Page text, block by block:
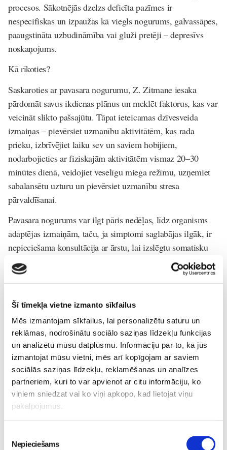
Šī tīmekļa vietne izmanto sīkfailus
Mēs izmantojam sīkfailus, lai personalizētu saturu un
reklāmas, nodrošinātu sociālo saziņas līdzekļu funkcijas
un analizētu mūsu datplūsmu. Informāciju par to, kā jūs
izmantojat mūsu vietni, mēs arī kopīgojam ar saviem
sociālās saziņas līdzekļu, reklamēšanas un analīzes
partneriem, kuri to var apvienot ar citu informāciju, ko
viņiem sniedzat vai ko viņi apkopo, kad lietojat viņu
pakalpojumus.
izvēle
Nepieciešams
procesos. Sākotnējās dzelzs deficīta pazīmes ir
nespecifiskas un izpaužas kā viegls nogurums, galvassāpes,
paaugstināta uzbudināmība vai gluži pretēji – depresīvs
noskaņojums.
Kā rīkoties?
Saskaroties ar pavasara nogurumu, Z. Zitmane iesaka
pārdomāt savus ikdienas plānus un meklēt faktorus, kas var
veicināt slikto pašsajūtu. Tāpat ieteicamas dzīvesveida
izmaiņas – pievērsiet uzmanību aktivitātēm, kas rada
prieku, izbrīvējiet laiku sev un saviem hobijiem,
nodarbojieties ar fiziskajām aktivitātēm vismaz 20–30
minūtes dienā, veidojiet veselīgu miega režīmu, uzņemiet
sabalansētu uzturu un pievērsiet uzmanību stresa
pārvaldīšanai.
Pavasara nogurums var ilgt pāris nedēļas, līdz organisms
adaptējas izmaiņām, taču, ja simptomi saglabājas ilgāk, ir
nepieciešama konsultācija ar ārstu, lai izslēgtu somatisku
saslimšanu iespējamību, uzsver ģimenes ārste Z. Zitmane.
Konsultācijas laikā jāpārrunā iespējamie faktori, kas var
jāņem vērā – katrs pacients ir citādāks, tādēļ katram ir
nepieciešama personīga pieeja, līdz ar to ārsta nozīmētās
analīzes un izmeklējumi var atšķirties. Kopumā ieteicams
veikt pilnu asins ainu, noteikt D vitamīna līmeni, nieru un
aknu rādītājus, vairogdziedzera hormonu TSH un feritīna
līmeni, kā arī veikt urīna analīzes.
Vai iespējama noguruma profilakse?
Ko darīt, lai ikdienā justos labāk un pēc iespējas izvairītos
Z. Zitmane un farmaceits K. Čerjomuhins iesaka: